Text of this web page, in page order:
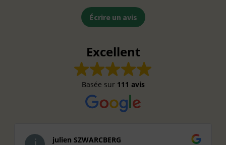
Écrire un avis
Excellent
Basée sur 111 avis
julien SZWARCBERG